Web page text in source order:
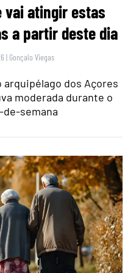
vai atingir estas
a partir deste dia
| Gonçalo Viegas
dos Açores
moderada durante o
semana